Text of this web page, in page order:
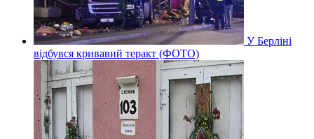
У Берліні
відбувся кривавий теракт (ФОТО)